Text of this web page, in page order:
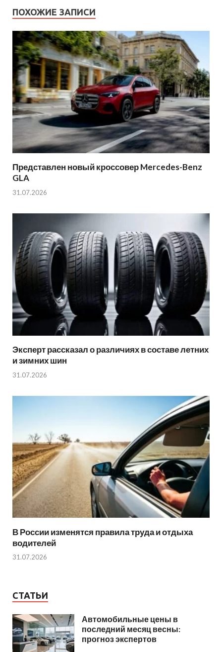
ПОХОЖИЕ ЗАПИСИ
Представлен новый кроссовер Mercedes-Benz
GLA
31.07.2026
Эксперт рассказал о различиях в составе летних
и зимних шин
31.07.2026
В России изменятся правила труда и отдыха
водителей
31.07.2026
СТАТЬИ
Автомобильные цены в
последний месяц весны:
прогноз экспертов